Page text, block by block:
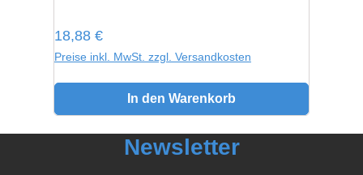
Regulärer Preis:
18,88 €
Preise inkl. MwSt. zzgl. Versandkosten
In den Warenkorb
Newsletter